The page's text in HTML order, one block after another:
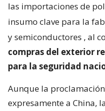
las importaciones de
insumo clave para la
y semiconductores , al
compras del exterior
para la seguridad
Aunque la
expresamente a China,